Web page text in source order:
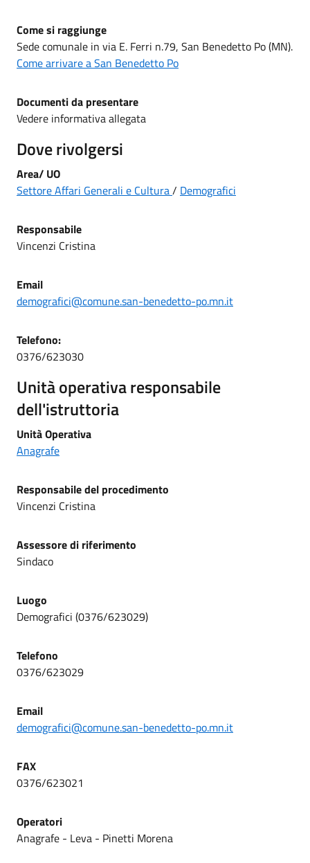
Come si raggiunge
Sede comunale in via E. Ferri n.79, San Benedetto Po (MN).
Come arrivare a San Benedetto Po
Documenti da presentare
Vedere informativa allegata
Dove rivolgersi
Area/ UO
Settore Affari Generali e Cultura/ Demografici
Responsabile
Vincenzi Cristina
Email
demografici@comune.san-benedetto-po.mn.it
Telefono:
0376/623030
Unità operativa responsabile
dell'istruttoria
Unità Operativa
Anagrafe
Responsabile del procedimento
Vincenzi Cristina
Assessore di riferimento
Sindaco
Luogo
Demografici (0376/623029)
Telefono
0376/623029
Email
demografici@comune.san-benedetto-po.mn.it
FAX
0376/623021
Operatori
Anagrafe - Leva - Pinetti Morena